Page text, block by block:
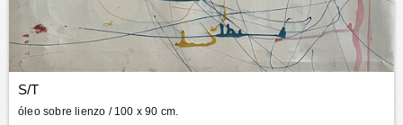
S/T
óleo sobre lienzo / 100 x 90 cm.